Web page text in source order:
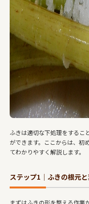
ふきは適切な下処理をするこ
ができます。ここからは、初
てわかりやすく解説します。
ステップ1｜ふきの根元
まずはふきの形を整える作業